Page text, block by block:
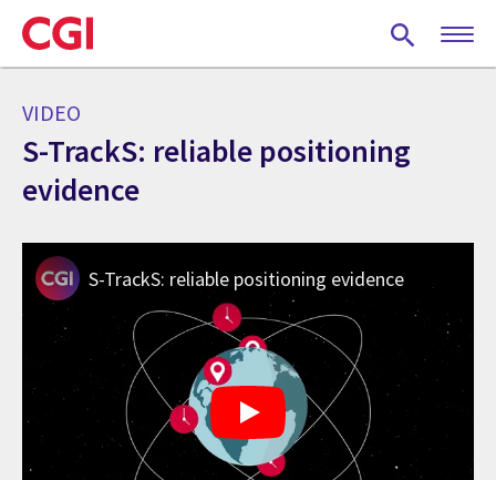
Skip
to
main
VIDEO
S-TrackS: reliable positioning
evidence
S-TrackS: reliable positioning evidence